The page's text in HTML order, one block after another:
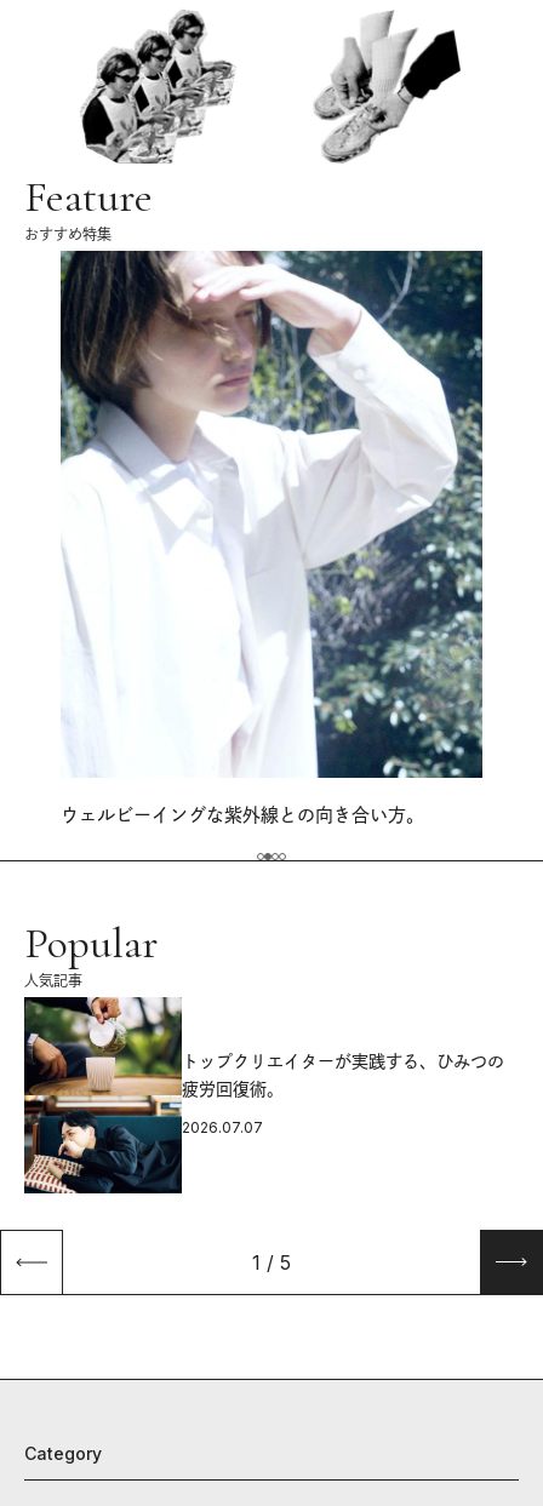
Feature
おすすめ特集
ウェルビーイングな紫外線との向き合い方。
Popular
人気記事
トップクリエイターが実践する、ひみつの
疲労回復術。
2026.07.07
1 / 5
Category